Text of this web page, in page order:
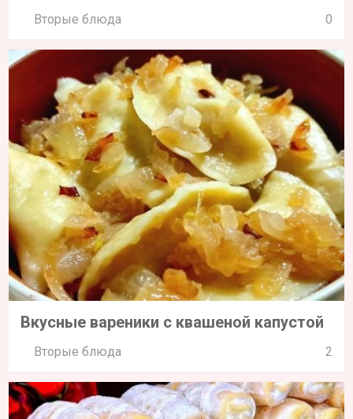
Вторые блюда 0
Вкусные вареники с квашеной капустой
Вторые блюда 2